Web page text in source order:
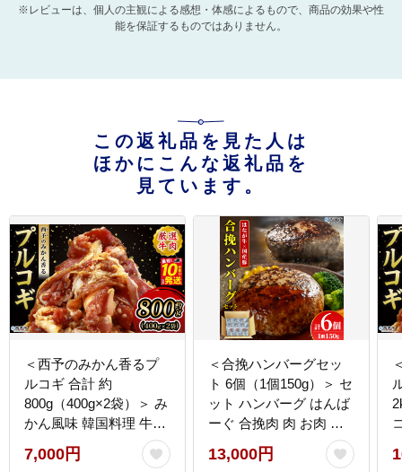
※レビューは、個人の主観による感想・体感によるもので、商品の効果や性
能を保証するものではありません。
この返礼品を見た人は
ほかにこんな返礼品を
見ています。
＜西予のみかん香るプ
ルコギ 合計 約
800g（400g×2袋）＞ み
かん風味 韓国料理 牛肉
お肉 焼肉 味付き タレ漬
け レシピ 丼 献立 アレ
7,000円
＜合挽ハンバーグセッ
ト 6個（1個150g）＞ セ
ット ハンバーグ はんば
ーぐ 合挽肉 肉 お肉 牛
肉 豚肉 肉加工品 お惣菜
洋食 おかず 弁当 国産
13,000円